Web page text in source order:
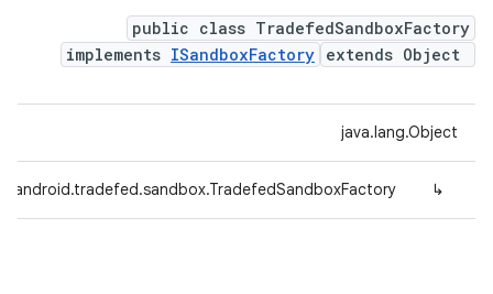
public class TradefedSandboxFactory
extends Object
implements ISandboxFactory
java.lang.Object
↳